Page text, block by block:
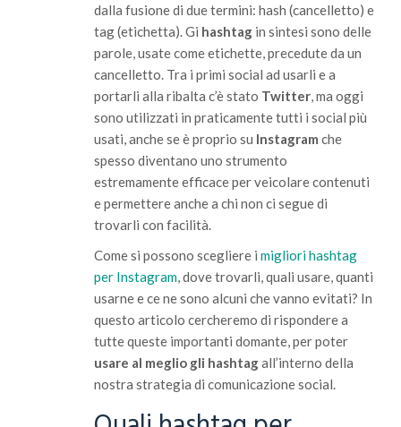
dalla fusione di due termini: hash (cancelletto) e
tag (etichetta). Gi hashtag in sintesi sono delle
parole, usate come etichette, precedute da un
cancelletto. Tra i primi social ad usarli e a
portarli alla ribalta c’è stato Twitter, ma oggi
sono utilizzati in praticamente tutti i social più
usati, anche se è proprio su Instagram che
spesso diventano uno strumento
estremamente efficace per veicolare contenuti
e permettere anche a chi non ci segue di
trovarli con facilità.
Come si possono scegliere i migliori hashtag
per Instagram, dove trovarli, quali usare, quanti
usarne e ce ne sono alcuni che vanno evitati? In
questo articolo cercheremo di rispondere a
tutte queste importanti domante, per poter
usare al meglio gli hashtagall’interno della
nostra strategia di comunicazione social.